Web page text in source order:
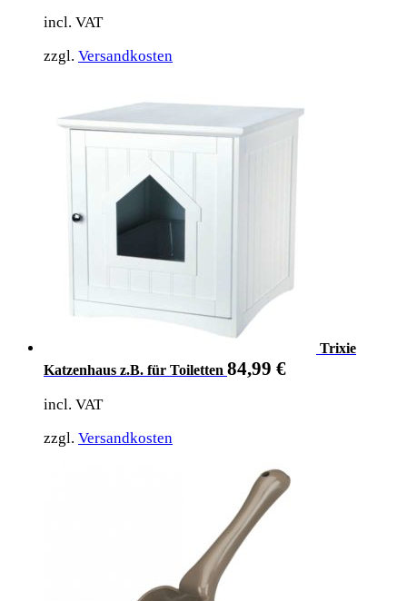
incl. VAT
zzgl. Versandkosten
Trixie
Katzenhaus z.B. für Toiletten 84,99 €
incl. VAT
zzgl. Versandkosten